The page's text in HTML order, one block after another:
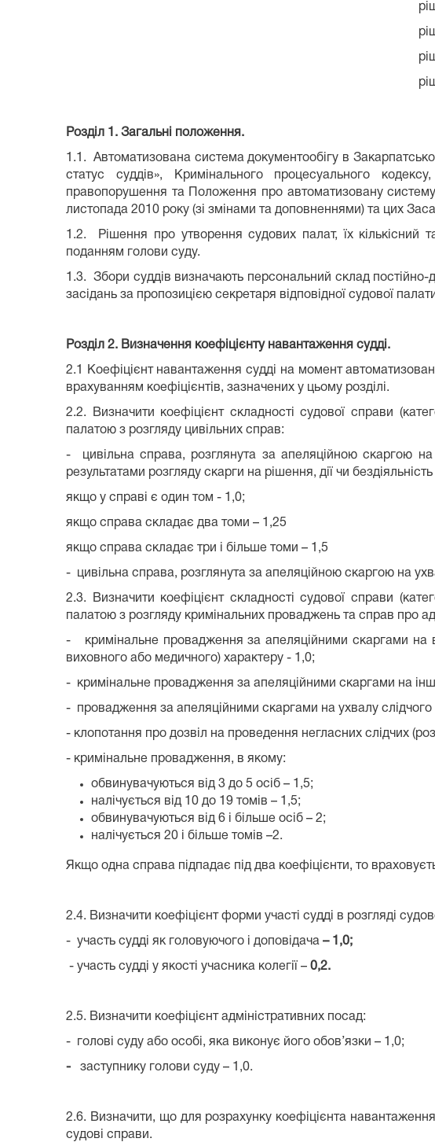
Розділ 1. Загальні положення.
1.1. Автоматизована система документообігу в
статус суддів», Кримінального процесуального
правопорушення та Положення про автоматизовану
листопада 2010 року (зі змінами та доповненнями) та цих
1.2. Рішення про утворення судових палат, їх кількісний
поданням голови суду.
1.3. Збори суддів визначають персональний склад постійно-
засідань за пропозицією секретаря відповідної судової
Розділ 2. Визначення коефіцієнту навантаження судді.
2.1 Коефіцієнт навантаження судді на момент
врахуванням коефіцієнтів, зазначених у цьому розділі.
2.2. Визначити коефіцієнт складності судової справи
палатою з розгляду цивільних справ:
- цивільна справа, розглянута за апеляційною скаргою
результатами розгляду скарги на рішення, дії чи
якщо у справі є один том - 1,0;
якщо справа складає два томи – 1,25
якщо справа складає три і більше томи – 1,5
- цивільна справа, розглянута за апеляційною скаргою на
2.3. Визначити коефіцієнт складності судової справи
палатою з розгляду кримінальних проваджень та справ про
- кримінальне провадження за апеляційними скаргами на
виховного або медичного) характеру - 1,0;
- кримінальне провадження за апеляційними скаргами на
- провадження за апеляційними скаргами на ухвалу
- клопотання про дозвіл на проведення негласних слідчих
- кримінальне провадження, в якому:
обвинувачуються від 3 до 5 осіб – 1,5;
налічується від 10 до 19 томів – 1,5;
обвинувачуються від 6 і більше осіб – 2;
налічується 20 і більше томів –2.
Якщо одна справа підпадає під два коефіцієнти, то
2.4. Визначити коефіцієнт форми участі судді в розгляді
- участь судді як головуючого і доповідача – 1,0;
- участь судді у якості учасника колегії – 0,2.
2.5. Визначити коефіцієнт адміністративних посад:
- голові суду або особі, яка виконує його обов’язки – 1,0;
- заступнику голови суду – 1,0.
2.6. Визначити, що для розрахунку коефіцієнта навантаження
судові справи.